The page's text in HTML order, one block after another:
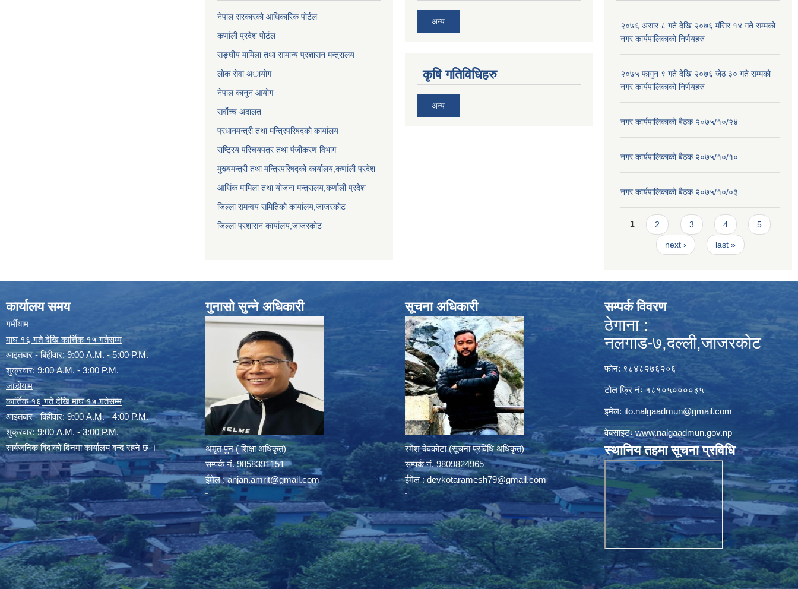
नेपाल सरकारको आधिकारिक पोर्टल
कर्णाली प्रदेश पोर्टल
सङ्घीय मामिला तथा सामान्य प्रशासन मन्त्रालय
लाेक सेवा अायाेग
नेपाल कानून आयोग
सर्वाेच्च अदालत
प्रधानमन्त्री तथा मन्त्रिपरिषद्को कार्यालय
राष्ट्रिय परिचयपत्र तथा पंजीकरण विभाग
मुख्यमन्त्री तथा मन्त्रिपरिषद्को कार्यालय,कर्णाली प्रदेश
आर्थिक मामिला तथा योजना मन्त्रालय,कर्णाली प्रदेश
जिल्ला समन्वय समितिको कार्यालय,जाजरकाेट
जिल्ला प्रशासन कार्यालय,जाजरकोट
अन्य
कृषि गतिविधिहरु
अन्य
२०७६ असार ८ गते देखि २०७६ मंसिर १४ गते सम्मको
नगर कार्यपालिकाको निर्णयहरु
२०७५ फागुन ९ गते देखि २०७६ जेठ ३० गते सम्मको
नगर कार्यपालिकाको निर्णयहरु
नगर कार्यपालिकाकाे बैठक २०७५/१०/२४
नगर कार्यपालिकाकाे बैठक २०७५/१०/१०
नगर कार्यपालिकाकाे बैठक २०७५/१०/०३
Pages
1 2 3 4 5
next › last »
कार्यालय समय
गर्मीयाम
माघ १६ गते देखि कार्त्तिक १५ गतेसम्म
आइतबार - बिहीवार: 9:00 A.M. - 5:00 P.M.
शुक्रवार: 9:00 A.M. - 3:00 P.M.
जाडोयाम
कार्त्तिक १६ गते देखि माघ १५ गतेसम्म
आइतबार - बिहीवार: 9:00 A.M. - 4:00 P.M.
शुक्रवार: 9:00 A.M. - 3:00 P.M.
सार्बजनिक बिदाको दिनमा कार्यालय बन्द रहने छ ।
गुनासो सुन्ने अधिकारी
अमृत पुन ( शिक्षा अधिकृत)
सम्पर्क न‌ं. 9858391151
ईमेल :anjan.amrit@gmail.com
सूचना अधिकारी
रमेश देवकोटा (सूचना प्रविधि अधिकृत)
सम्पर्क न‌ं. 9809824965
ईमेल :devkotaramesh79@gmail.com
सम्पर्क विवरण
ठेगाना :
नलगाड-७,दल्ली,जाजरकाेट
फोन: ९८४८२७६२०६
टोल फ्रि नंः १८१०५००००३५
इमेल: ito.nalgaadmun@gmail.com
वेबसाइटःwww.nalgaadmun.gov.np
स्थानिय तहमा सूचना प्रविधि